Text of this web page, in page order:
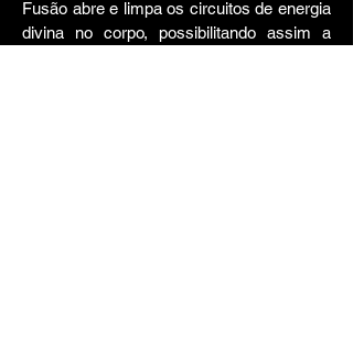
Fusão abre e limpa os circuitos de energia
divina no corpo, possibilitando assim a